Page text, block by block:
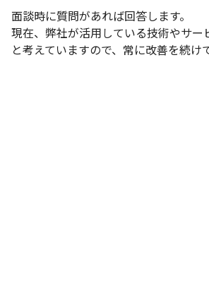
面談時に質問があれば回答します。
現在、弊社が活用している技術やサー
と考えていますので、常に改善を続け